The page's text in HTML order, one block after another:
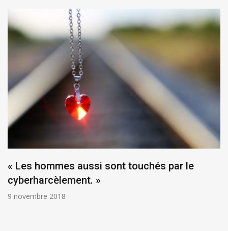
« Les hommes aussi sont touchés par le
cyberharcèlement. »
9 novembre 2018